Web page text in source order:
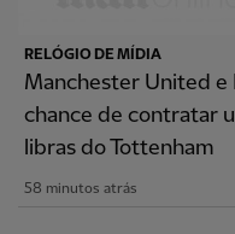
RELÓGIO DE MÍDIA
Manchester United
chance de contratar
libras do Tottenham
58 minutos atrás